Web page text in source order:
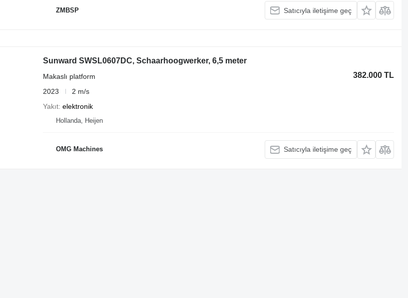
ZMBSP Satıcıyla iletişime geç
Sunward SWSL0607DC, Schaarhoogwerker, 6,5 meter
382.000 TL
Makaslı platform
2023
2 m/s
Yakıt elektronik
Hollanda, Heijen
OMG Machines Satıcıyla iletişime geç